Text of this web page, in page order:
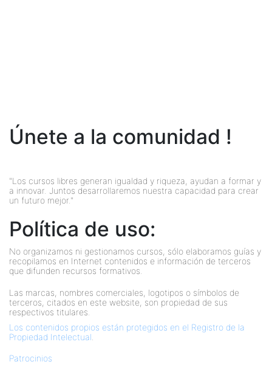
Únete a la comunidad !
"Los cursos libres generan igualdad y riqueza, ayudan a formar y
a innovar. Juntos desarrollaremos nuestra capacidad para crear
un futuro mejor."
Política de uso:
No organizamos ni gestionamos cursos, sólo elaboramos guías y
recopilamos en Internet contenidos e información de terceros
que difunden recursos formativos.
Las marcas, nombres comerciales, logotipos o símbolos de
terceros, citados en este website, son propiedad de sus
respectivos titulares.
Los contenidos propios están protegidos en el Registro de la
Propiedad Intelectual
Patrocinios